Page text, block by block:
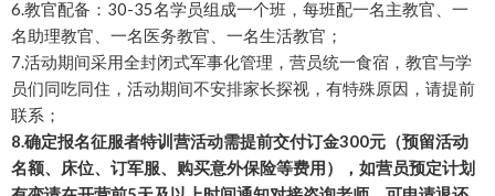
6.教官配备：30-35名学员组成一个班，每班配一名主教官、一
名助理教官、一名医务教官、一名生活教官；
7.活动期间采用全封闭式军事化管理，营员统一食宿，教官与学
员们同吃同住，活动期间不安排家长探视，有特殊原因，请提前
联系；
8.确定报名征服者特训营活动需提前交付订金300元（预留活动
名额、床位、订军服、购买意外保险等费用），如营员预定计划